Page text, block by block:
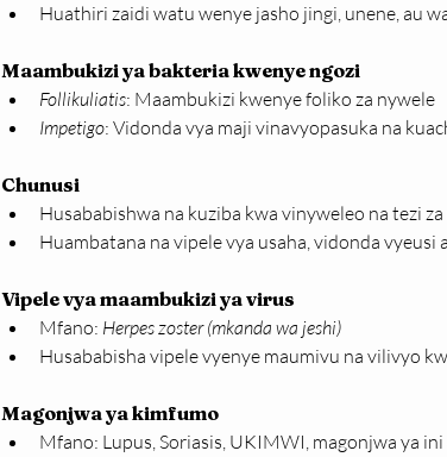
Huathiri zaidi watu wenye jasho jingi, unene, au
Maambukizi ya bakteria kwenye ngozi
Follikuliatis: Maambukizi kwenye foliko za nywele
Impetigo: Vidonda vya maji vinavyopasuka na
Chunusi
Husababishwa na kuziba kwa vinyweleo na tezi
Huambatana na vipele vya usaha, vidonda vyeusi
Vipele vya maambukizi ya virus
Mfano: Herpes zoster (mkanda wa jeshi)
Husababisha vipele vyenye maumivu na vilivyo
Magonjwa ya kimfumo
Mfano: Lupus, Soriasis, UKIMWI, magonjwa ya ini